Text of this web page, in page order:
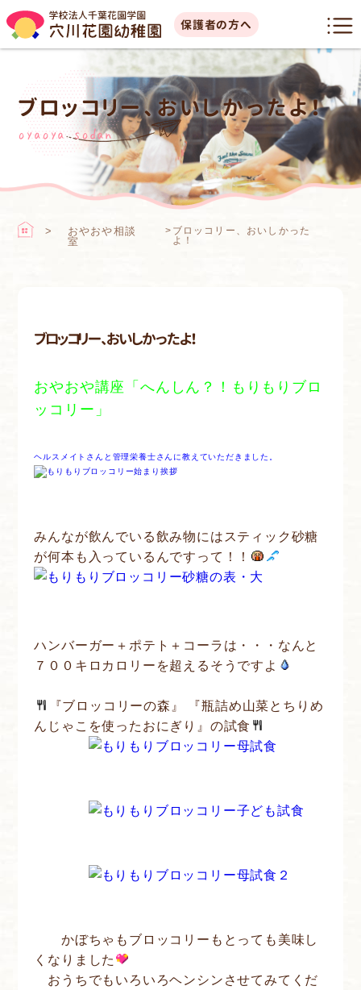
保護者の方へ
ブロッコリー、おいしかったよ！
oyaoya sodan
おやおや相談
室
> ブロッコリー、おいしかった
よ！
ブロッコリー、おいしかったよ！
おやおや講座「へんしん？！もりもりブロ
ッコリー」
ヘルスメイトさんと管理栄養士さんに教えていただきました。
みんなが飲んでいる飲み物にはスティック砂糖
が何本も入っているんですって！！
ハンバーガー＋ポテト＋コーラは・・・なんと
７００キロカロリーを超えるそうですよ
『ブロッコリーの森』 『瓶詰め山菜とちりめ
んじゃこを使ったおにぎり』の試食
かぼちゃもブロッコリーもとっても美味し
くなりました
おうちでもいろいろヘンシンさせてみてくだ